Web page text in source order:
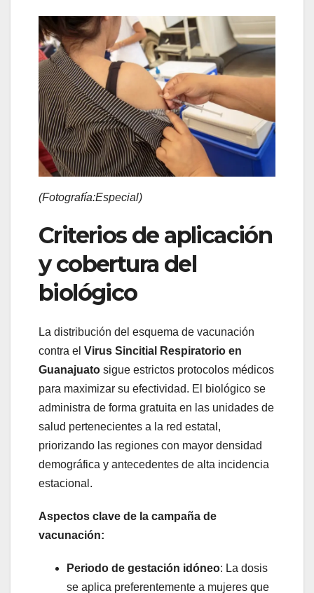
(Fotografía:Especial)
Criterios de aplicación
y cobertura del
biológico
La distribución del esquema de vacunación
contra el Virus Sincitial Respiratorio en
Guanajuato sigue estrictos protocolos médicos
para maximizar su efectividad. El biológico se
administra de forma gratuita en las unidades de
salud pertenecientes a la red estatal,
priorizando las regiones con mayor densidad
demográfica y antecedentes de alta incidencia
estacional.
Aspectos clave de la campaña de
vacunación:
Periodo de gestación idóneo: La dosis
se aplica preferentemente a mujeres que